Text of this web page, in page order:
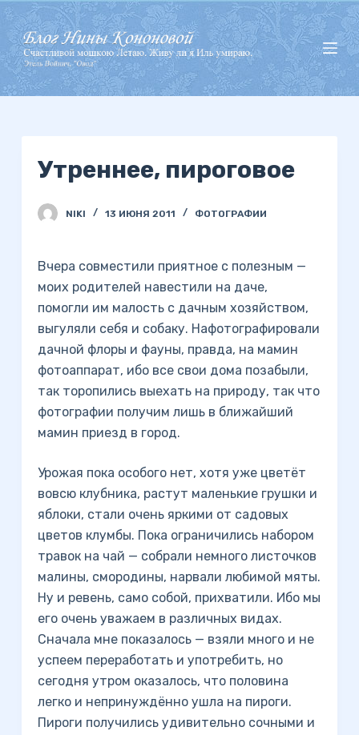
П
е
р
е
й
Утреннее, пироговое
NIKI 13 ИЮНЯ 2011 ФОТОГРАФИИ
Вчера совместили приятное с полезным —
моих родителей навестили на даче,
помогли им малость с дачным хозяйством,
выгуляли себя и собаку. Нафотографировали
дачной флоры и фауны, правда, на мамин
фотоаппарат, ибо все свои дома позабыли,
так торопились выехать на природу, так что
фотографии получим лишь в ближайший
мамин приезд в город.
Урожая пока особого нет, хотя уже цветёт
вовсю клубника, растут маленькие грушки и
яблоки, стали очень яркими от садовых
цветов клумбы. Пока ограничились набором
травок на чай — собрали немного листочков
малины, смородины, нарвали любимой мяты.
Ну и ревень, само собой, прихватили. Ибо мы
его очень уважаем в различных видах.
Сначала мне показалось — взяли много и не
успеем переработать и употребить, но
сегодня утром оказалось, что половина
легко и непринуждённо ушла на пироги.
Пироги получились удивительно сочными и